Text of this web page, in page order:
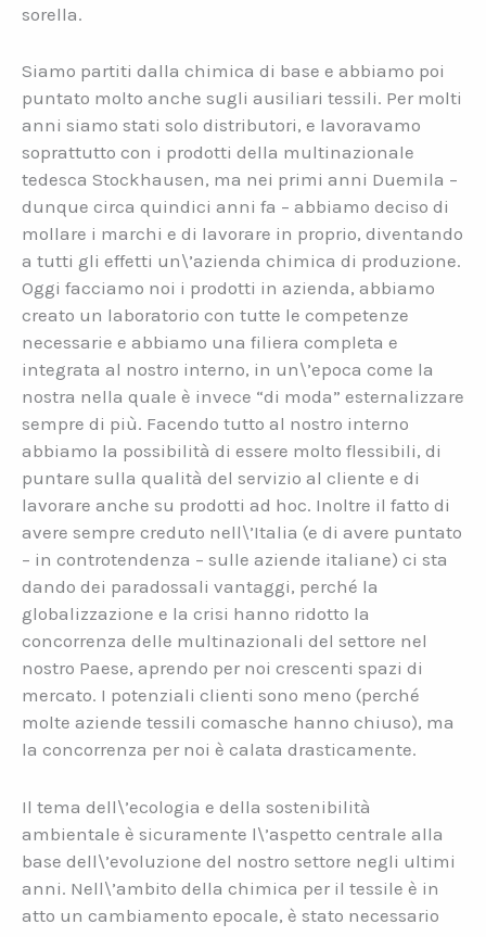
sorella.
Siamo partiti dalla chimica di base e abbiamo poi
puntato molto anche sugli ausiliari tessili. Per molti
anni siamo stati solo distributori, e lavoravamo
soprattutto con i prodotti della multinazionale
tedesca Stockhausen, ma nei primi anni Duemila –
dunque circa quindici anni fa – abbiamo deciso di
mollare i marchi e di lavorare in proprio, diventando
a tutti gli effetti un\’azienda chimica di produzione.
Oggi facciamo noi i prodotti in azienda, abbiamo
creato un laboratorio con tutte le competenze
necessarie e abbiamo una filiera completa e
integrata al nostro interno, in un\’epoca come la
nostra nella quale è invece “di moda” esternalizzare
sempre di più. Facendo tutto al nostro interno
abbiamo la possibilità di essere molto flessibili, di
puntare sulla qualità del servizio al cliente e di
lavorare anche su prodotti ad hoc. Inoltre il fatto di
avere sempre creduto nell\’Italia (e di avere puntato
– in controtendenza – sulle aziende italiane) ci sta
dando dei paradossali vantaggi, perché la
globalizzazione e la crisi hanno ridotto la
concorrenza delle multinazionali del settore nel
nostro Paese, aprendo per noi crescenti spazi di
mercato. I potenziali clienti sono meno (perché
molte aziende tessili comasche hanno chiuso), ma
la concorrenza per noi è calata drasticamente.
Il tema dell\’ecologia e della sostenibilità
ambientale è sicuramente l\’aspetto centrale alla
base dell\’evoluzione del nostro settore negli ultimi
anni. Nell\’ambito della chimica per il tessile è in
atto un cambiamento epocale, è stato necessario